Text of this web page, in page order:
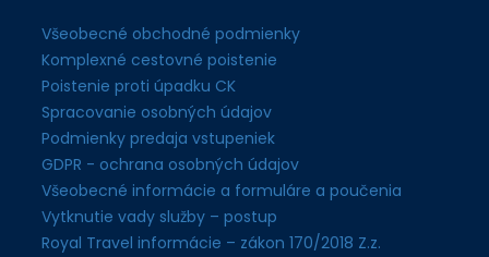
Všeobecné obchodné podmienky
Komplexné cestovné poistenie
Poistenie proti úpadku CK
Spracovanie osobných údajov
Podmienky predaja vstupeniek
GDPR - ochrana osobných údajov
Všeobecné informácie a formuláre a poučenia
Vytknutie vady služby – postup
Royal Travel informácie – zákon 170/2018 Z.z.